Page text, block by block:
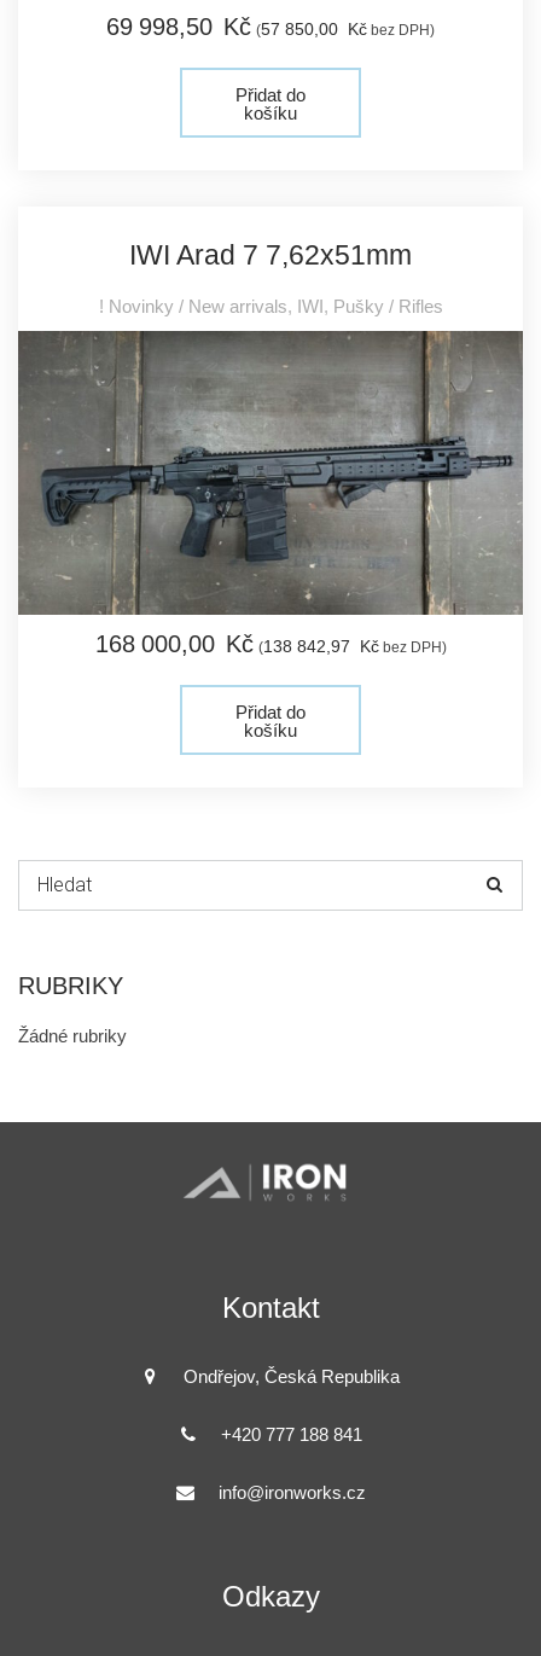
69 998,50 Kč (57 850,00 Kčbez DPH)
Přidat do
košíku
IWI Arad 7 7,62x51mm
! Novinky / New arrivals, IWI, Pušky / Rifles
168 000,00 Kč (138 842,97 Kčbez DPH)
Přidat do
košíku
Hledat:
RUBRIKY
Žádné rubriky
Kontakt
Ondřejov, Česká Republika
+420 777 188 841
info@ironworks.cz
Odkazy